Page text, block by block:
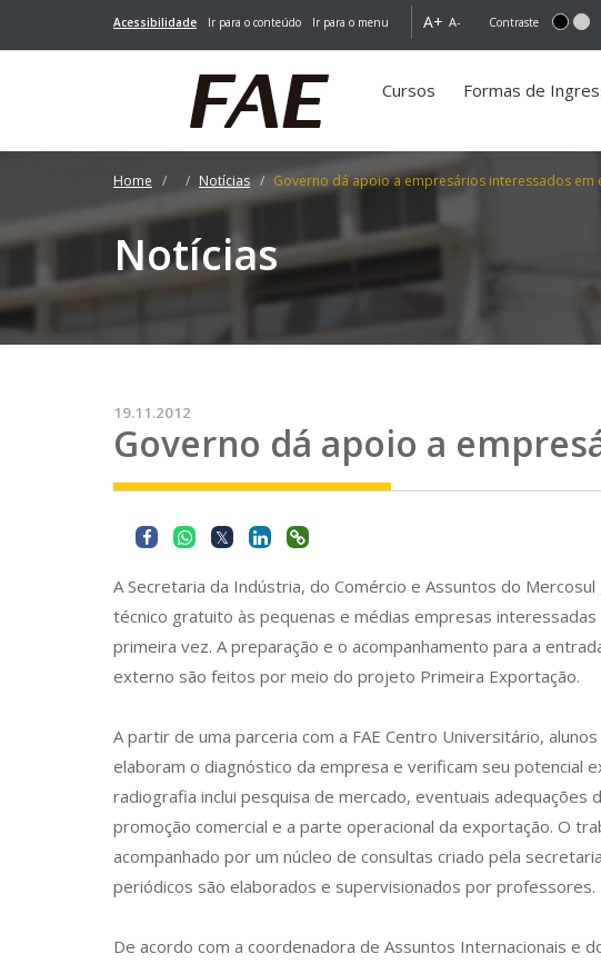
Acessibilidade Ir para o conteúdo Ir para o menu A+ A- Contraste
Cursos Formas de
Home Notícias Governo dá apoio a empresários interessados em
Notícias
19.11.2012
Governo dá apoio a
A Secretaria da Indústria, do Comércio e Assuntos do
técnico gratuito às pequenas e médias empresas
primeira vez. A preparação e o acompanhamento para a
externo são feitos por meio do projeto Primeira Exportação.
A partir de uma parceria com a FAE Centro Universitário,
elaboram o diagnóstico da empresa e verificam seu potencial
radiografia inclui pesquisa de mercado, eventuais adequações
promoção comercial e a parte operacional da exportação. O
acompanhado por um núcleo de consultas criado pela
periódicos são elaborados e supervisionados por professores.
De acordo com a coordenadora de Assuntos Internacionais e